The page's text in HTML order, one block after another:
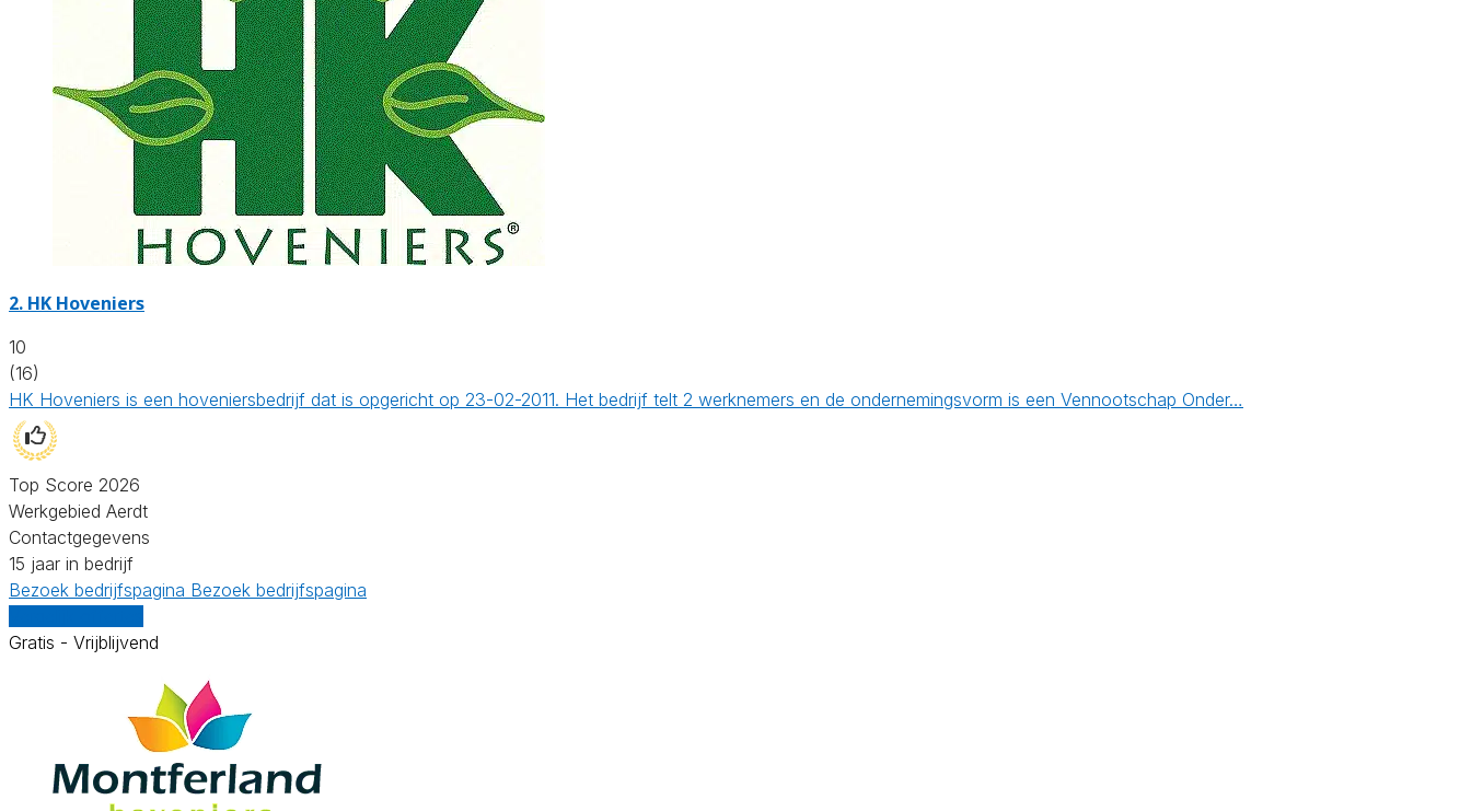
2. HK Hoveniers
10
(16)
HK Hoveniers is een hoveniersbedrijf dat is opgericht op 23-02-2011. Het bedrijf telt 2 werknemers en de ondernemingsvorm is een Vennootschap Onder…
Top Score 2026
Werkgebied Aerdt
Contactgegevens
15 jaar in bedrijf
Bezoek bedrijfspagina Bezoek bedrijfspagina
Gratis - Vrijblijvend